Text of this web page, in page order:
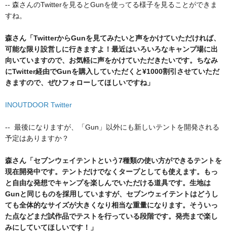
-- 森さんのTwitterを見るとGunを使ってる様子を見ることができま
すね。
森さん「TwitterからGunを見てみたいと声をかけていただければ、
可能な限り設営しに行きますよ！最近はいろいろなキャンプ場に出
向いていますので、お気軽に声をかけていただきたいです。ちなみ
にTwitter経由でGunを購入していただくと¥1000割引させていただ
きますので、ぜひフォローしてほしいですね」
INOUTDOOR Twitter
-- 最後になりますが、「Gun」以外にも新しいテントを開発される
予定はありますか？
森さん「セブンウェイテントという7種類の使い方ができるテントを
現在開発中です。テントだけでなくタープとしても使えます。もっ
と自由な発想でキャンプを楽しんでいただける道具です。生地は
Gunと同じものを採用していますが、セブンウェイテントはどうし
ても全体的なサイズが大きくなり相当な重量になります。そういっ
た点などまだ試作品でテストを行っている段階です。発売まで楽し
みにしていてほしいです！」